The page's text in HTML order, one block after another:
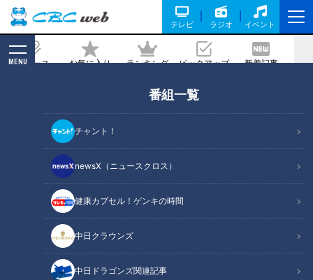
テレビ ラジオ イベント
ニュース お気に入り ランキング ピックアップ 新着記事
MENU
番組一覧
チャント！
newsX（ニュースクロス）
健康カプセル！ゲンキの時間
中日クラウンズ
中日ドラゴンズ関連記事
スクワット！？ダイエットのスペシャリ
ストに学ぶ「無理なくやせる方法」
2022/05/15 07:30